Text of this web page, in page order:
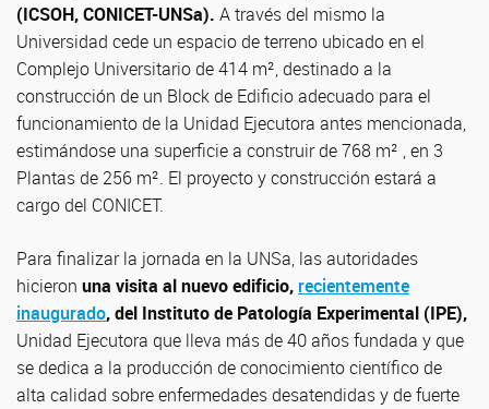
(ICSOH, CONICET-UNSa). A través del mismo la
Universidad cede un espacio de terreno ubicado en el
Complejo Universitario de 414 m², destinado a la
construcción de un Block de Edificio adecuado para el
funcionamiento de la Unidad Ejecutora antes mencionada,
estimándose una superficie a construir de 768 m² , en 3
Plantas de 256 m². El proyecto y construcción estará a
cargo del CONICET.
Para finalizar la jornada en la UNSa, las autoridades
hicieron una visita al nuevo edificio, recientemente
inaugurado, del Instituto de Patología Experimental (IPE),
Unidad Ejecutora que lleva más de 40 años fundada y que
se dedica a la producción de conocimiento científico de
alta calidad sobre enfermedades desatendidas y de fuerte